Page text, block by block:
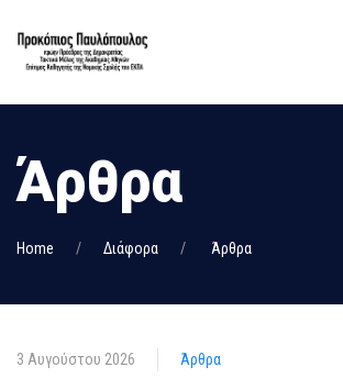
Άρθρα
Home Διάφορα Άρθρα
3 Αυγούστου 2026 Άρθρα